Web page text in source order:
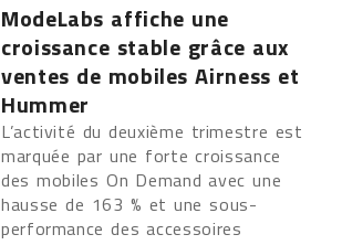
ModeLabs affiche une
croissance stable grâce aux
ventes de mobiles Airness et
Hummer
L’activité du deuxième trimestre est
marquée par une forte croissance
des mobiles On Demand avec une
hausse de 163 % et une sous-
performance des accessoires